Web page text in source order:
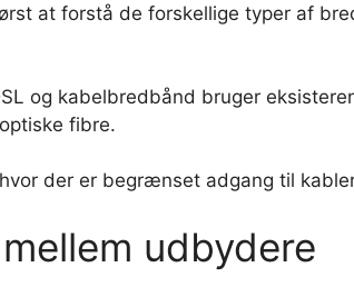
at forstå de forskellige typer af
og kabelbredbånd bruger
fibre.
der er begrænset adgang til
udbydere